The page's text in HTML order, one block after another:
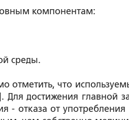
компонентам:
среды.
отметить, что
достижения главной
- отказа от